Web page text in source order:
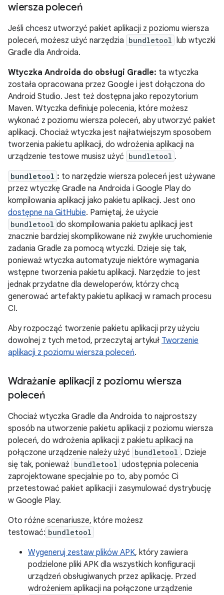
wiersza poleceń
Jeśli chcesz utworzyć pakiet aplikacji z poziomu wiersza
poleceń, możesz użyć narzędzia bundletool lub wtyczki
Gradle dla Androida.
Wtyczka Androida do obsługi Gradle: ta wtyczka
została opracowana przez Google i jest dołączona do
Android Studio. Jest też dostępna jako repozytorium
Maven. Wtyczka definiuje polecenia, które możesz
wykonać z poziomu wiersza poleceń, aby utworzyć pakiet
aplikacji. Chociaż wtyczka jest najłatwiejszym sposobem
tworzenia pakietu aplikacji, do wdrożenia aplikacji na
urządzenie testowe musisz użyć bundletool .
bundletool : to narzędzie wiersza poleceń jest używane
przez wtyczkę Gradle na Androida i Google Play do
kompilowania aplikacji jako pakietu aplikacji. Jest ono
dostępne na GitHubie. Pamiętaj, że użycie
bundletool do skompilowania pakietu aplikacji jest
znacznie bardziej skomplikowane niż zwykłe uruchomienie
zadania Gradle za pomocą wtyczki. Dzieje się tak,
ponieważ wtyczka automatyzuje niektóre wymagania
wstępne tworzenia pakietu aplikacji. Narzędzie to jest
jednak przydatne dla deweloperów, którzy chcą
generować artefakty pakietu aplikacji w ramach procesu
CI.
Aby rozpocząć tworzenie pakietu aplikacji przy użyciu
dowolnej z tych metod, przeczytaj artykuł Tworzenie
aplikacji z poziomu wiersza poleceń.
Wdrażanie aplikacji z poziomu wiersza
poleceń
Chociaż wtyczka Gradle dla Androida to najprostszy
sposób na utworzenie pakietu aplikacji z poziomu wiersza
poleceń, do wdrożenia aplikacji z pakietu aplikacji na
połączone urządzenie należy użyć bundletool . Dzieje
się tak, ponieważ bundletool udostępnia polecenia
zaprojektowane specjalnie po to, aby pomóc Ci
przetestować pakiet aplikacji i zasymulować dystrybucję
w Google Play.
Oto różne scenariusze, które możesz
testować: bundletool
Wygeneruj zestaw plików APK, który zawiera
podzielone pliki APK dla wszystkich konfiguracji
urządzeń obsługiwanych przez aplikację. Przed
wdrożeniem aplikacji na połączone urządzenie